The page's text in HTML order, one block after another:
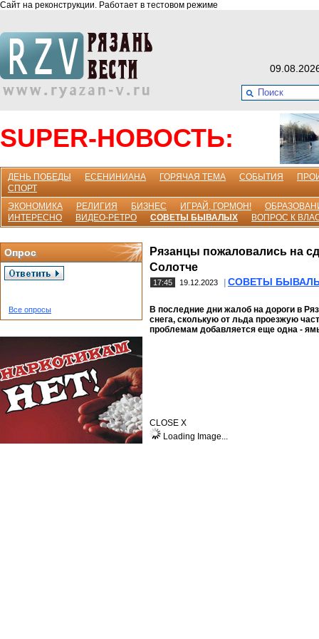
Сайт на реконструкции. Работает в тестовом режиме
SUPER-НОВОСТЬ:
ДЕНЬ ПОБЕДЫ ЕСЕНИНИАНА ГОРЯЧАЯ ТЕМА СОБЫТИЯ
СПОРТ
ЭКОНОМИКА
РЕЛИГИЯ БИЗНЕС ИГРАЙ, ГОРМОН!
ИНТЕРЕСНО
ВИДЕО-РЕТРО СОВЕТЫ БЫВАЛЫХ ВОПРОС К
Опрос
Все опросы
Рязанцы пожаловались на
Солотче
17:45 19.12.2023 СОВЕТЫ
В последние дни жалоб на дороги в
снега, сколькую от льда проезжую
проблемам добавляется еще одна -
CLOSE X
Loading Image...